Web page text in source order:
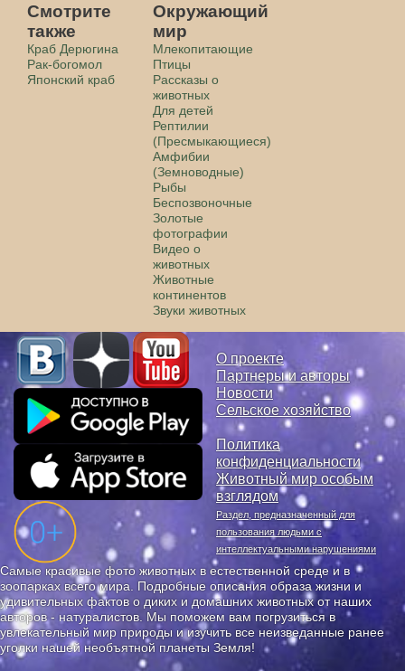
Смотрите
также
Краб Дерюгина
Рак-богомол
Японский краб
Окружающий
мир
Млекопитающие
Птицы
Рассказы о
животных
Для детей
Рептилии
(Пресмыкающиеся)
Амфибии
(Земноводные)
Рыбы
Беспозвоночные
Золотые
фотографии
Видео о
животных
Животные
континентов
Звуки животных
О проекте
Партнеры и авторы
Новости
Сельское хозяйство
Политика
конфиденциальности
Животный мир особым
взглядом
Раздел, предназначенный для
пользования людьми с
интеллектуальными нарушениями
Самые красивые фото животных в естественной среде и в
зоопарках всего мира. Подробные описания образа жизни и
удивительных фактов о диких и домашних животных от наших
авторов - натуралистов. Мы поможем вам погрузиться в
увлекательный мир природы и изучить все неизведанные ранее
уголки нашей необъятной планеты Земля!